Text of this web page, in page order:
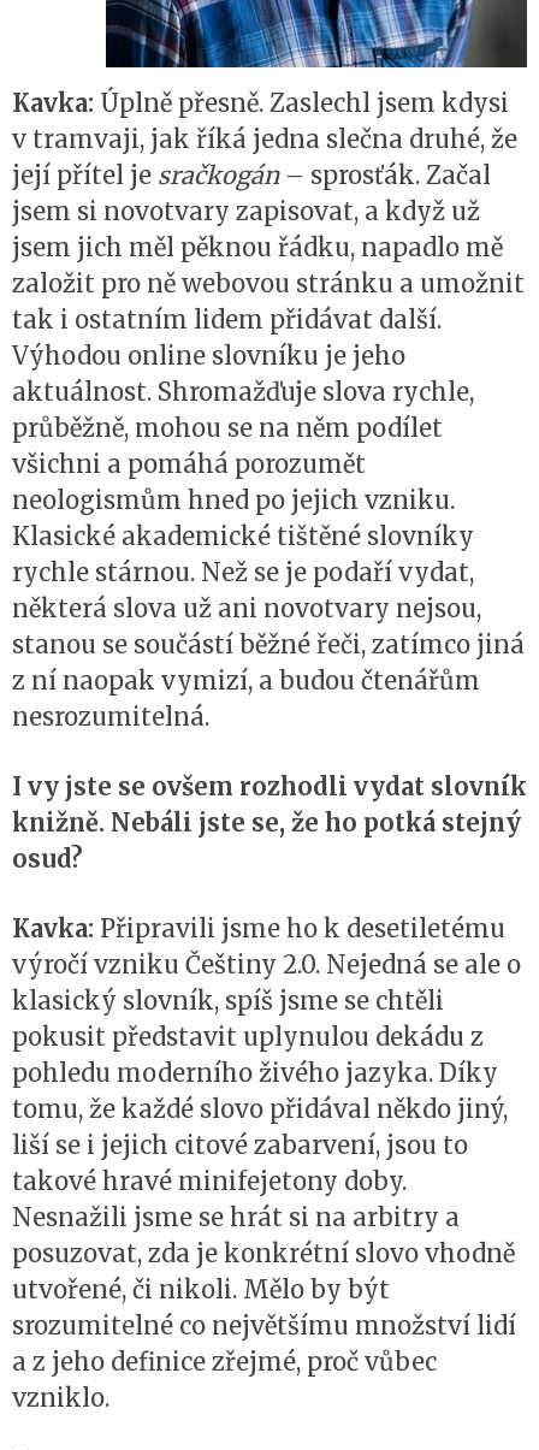
Kavka: Úplně přesně. Zaslechl jsem kdysi
v tramvaji, jak říká jedna slečna druhé, že
její přítel je sračkogán– sprosťák. Začal
jsem si novotvary zapisovat, a když už
jsem jich měl pěknou řádku, napadlo mě
založit pro ně webovou stránku a umožnit
tak i ostatním lidem přidávat další.
Výhodou online slovníku je jeho
aktuálnost. Shromažďuje slova rychle,
průběžně, mohou se na něm podílet
všichni a pomáhá porozumět
neologismům hned po jejich vzniku.
Klasické akademické tištěné slovníky
rychle stárnou. Než se je podaří vydat,
některá slova už ani novotvary nejsou,
stanou se součástí běžné řeči, zatímco jiná
z ní naopak vymizí, a budou čtenářům
nesrozumitelná.
I vy jste se ovšem rozhodli vydat slovník
knižně. Nebáli jste se, že ho potká stejný
osud?
Kavka: Připravili jsme ho k desetiletému
výročí vzniku Češtiny 2.0. Nejedná se ale o
klasický slovník, spíš jsme se chtěli
pokusit představit uplynulou dekádu z
pohledu moderního živého jazyka. Díky
tomu, že každé slovo přidával někdo jiný,
liší se i jejich citové zabarvení, jsou to
takové hravé minifejetony doby.
Nesnažili jsme se hrát si na arbitry a
posuzovat, zda je konkrétní slovo vhodně
utvořené, či nikoli. Mělo by být
srozumitelné co největšímu množství lidí
a z jeho definice zřejmé, proč vůbec
vzniklo.